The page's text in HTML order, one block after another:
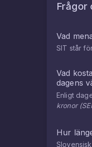
Frågor
Vad
SIT står
Vad
dagens
Enligt
kronor(
Hur